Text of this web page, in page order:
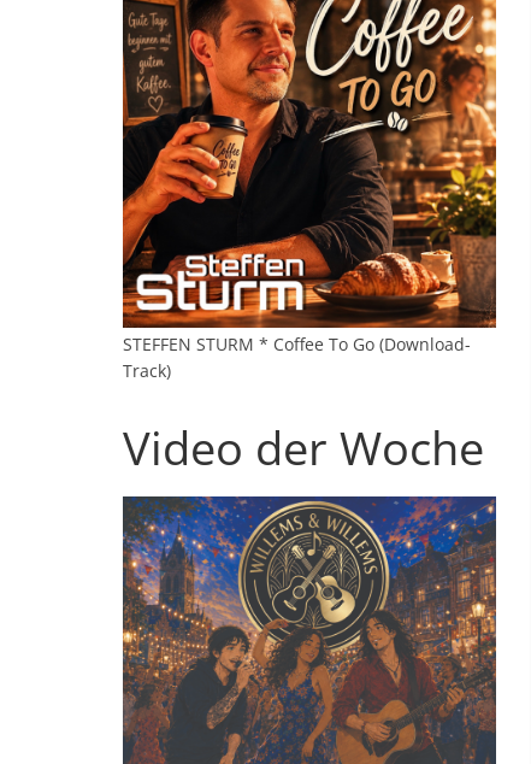
STEFFEN STURM * Coffee To Go (Download-
Track)
Video der Woche